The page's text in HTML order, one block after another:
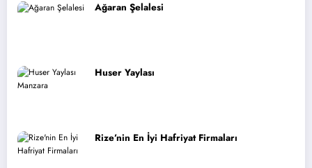
Ağaran Şelalesi
Huser Yaylası
Rize’nin En İyi Hafriyat Firmaları